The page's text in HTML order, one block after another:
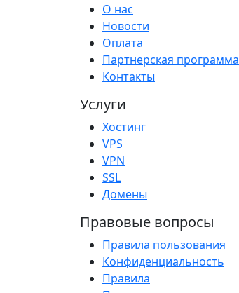
О нас
Новости
Оплата
Партнерская программа
Контакты
Услуги
Хостинг
VPS
VPN
SSL
Домены
Правовые вопросы
Правила пользования
Конфиденциальность
Правила